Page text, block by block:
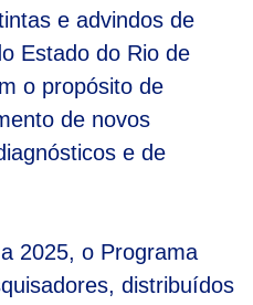
e advindos de
Estado do Rio de
o propósito de
de novos
e de
2025, o Programa
distribuídos